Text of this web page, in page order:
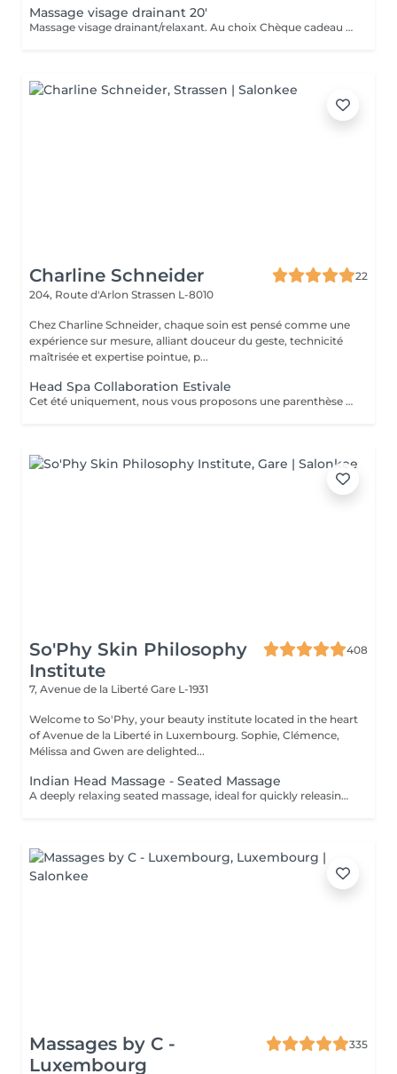
Massage visage drainant 20'
Massage visage drainant/relaxant. Au choix Chèque cadeau disponible (Montant de votre choix, celui-ci est à indiquer lors de votre demande)
Charline Schneider
22
204, Route d'Arlon Strassen L-8010
Chez Charline Schneider, chaque soin est pensé comme une
expérience sur mesure, alliant douceur du geste, technicité
maîtrisée et expertise pointue, p...
Head Spa Collaboration Estivale
Cet été uniquement, nous vous proposons une parenthèse de bien-être en édition limitée. Pendant cette expérience, profitez d'un rituel profondément relaxant alliant massage du cuir chevelu, soins adaptés et lâcher-prise, dans une atmosphère douce et apaisante. Une collaboration éphémère. Quelques dates seulement. Nombre de places très limité. Réservez dès maintenant votre moment de détente avant la fin de cette collaboration estivale. Un sèche-cheveux est mis à disposition. Le séchage n'est pas inclus afin de préserver la dimension relaxante du soin.
So'Phy Skin Philosophy
Institute
408
7, Avenue de la Liberté Gare L-1931
Welcome to So'Phy, your beauty institute located in the heart
of Avenue de la Liberté in Luxembourg. Sophie, Clémence,
Mélissa and Gwen are delighted...
Indian Head Massage - Seated Massage
A deeply relaxing seated massage, ideal for quickly releasing built-up tension. Inspired by Ayurvedic techniques, this treatment focuses on the upper back, shoulders, neck and scalp to relieve muscular tension and calm the nervous system. Through targeted movements, it provides an immediate feeling of lightness, promotes mental relaxation and improves overall rest. An ideal treatment for a quick and effective break, helping you release pressure and restore a sense of calm and balance.
Massages by C -
Luxembourg
335